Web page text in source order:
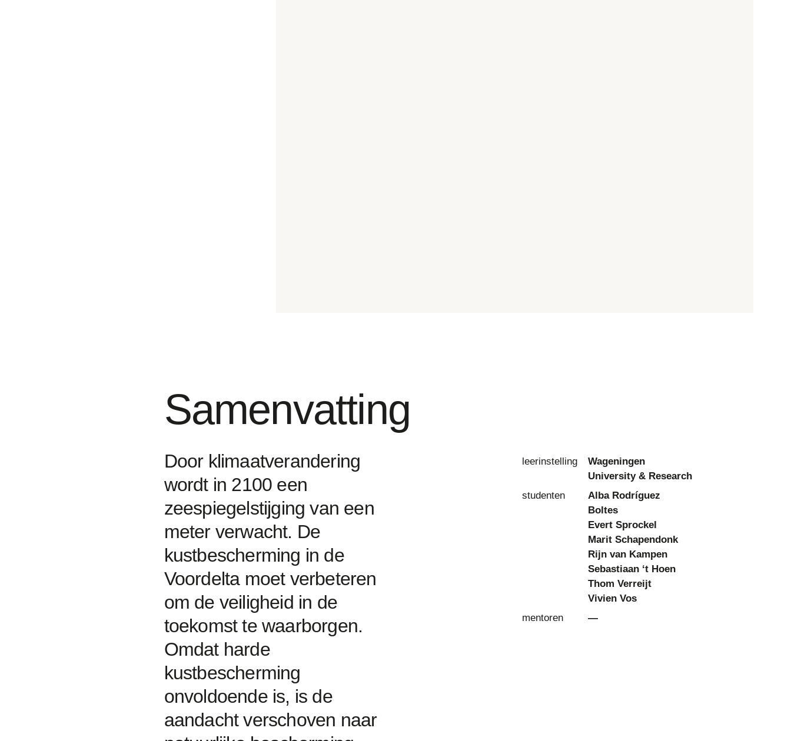
Samenvatting
Door klimaatverandering
wordt in 2100 een
zeespiegelstijging van een
meter verwacht. De
kustbescherming in de
Voordelta moet verbeteren
om de veiligheid in de
toekomst te waarborgen.
Omdat harde
kustbescherming
onvoldoende is, is de
aandacht verschoven naar
leerinstelling
Wageningen
University & Research
studenten
Alba Rodríguez
Boltes
Evert Sprockel
Marit Schapendonk
Rijn van Kampen
Sebastiaan ‘t Hoen
Thom Verreijt
Vivien Vos
mentoren
—